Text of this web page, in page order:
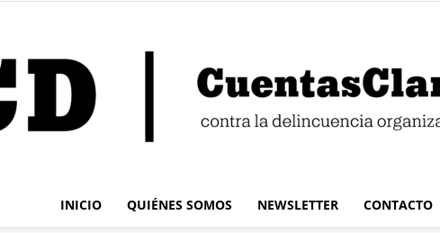
INICIO QUIÉNES SOMOS NEWSLETTER CONTACTO